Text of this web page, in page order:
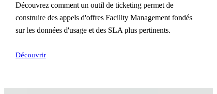
Découvrez comment un outil de ticketing permet de
construire des appels d'offres Facility Management fondés
sur les données d'usage et des SLA plus pertinents.
Découvrir